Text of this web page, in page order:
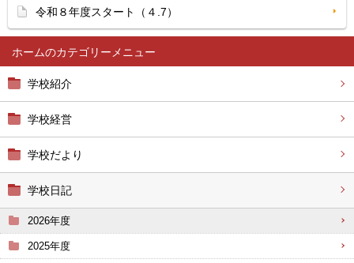
ホーム
学校紹介
学校経営
学校だより
学校日記
2026年度
2025年度
令和８年度スタート（４.7）